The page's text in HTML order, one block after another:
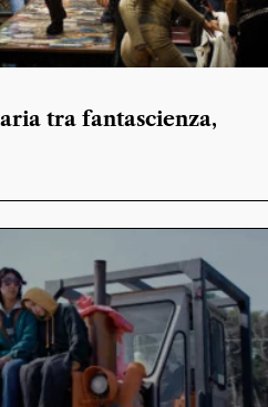
tra fantascienza,